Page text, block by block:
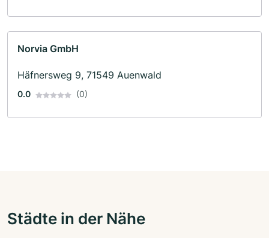
Norvia GmbH
Häfnersweg 9, 71549 Auenwald
0.0 (0)
Städte in der Nähe